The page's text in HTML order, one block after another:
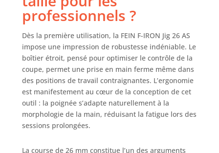
ajustement optimal de la vitesse
de coupe, des performances de
matériau à traiter. Coupes à froid
pour des coupes pratiquement
sans étincelles ni bavures. Tige en
T courante logement de lame de
scie. APPLICATION - Adaptateur
d'aspiration pour un travail propre
et ergonomique. Quatre angles
d'onglet réglables avec des arrêts
positifs à 0°, 15°, 30° et 45° degrés
dans les positions gauche et
éclairée grâce à la lampe de travail
professionnels ?
Dès la première utilisation, la FEIN F-IRON Jig 26 AS
impose une impression de robustesse indéniable. Le
boîtier étroit, pensé pour optimiser le contrôle de la
coupe, permet une prise en main ferme même dans
des positions de travail contraignantes. L’ergonomie
est manifestement au cœur de la conception de cet
outil : la poignée s’adapte naturellement à la
morphologie de la main, réduisant la fatigue lors des
sessions prolongées.
La course de 26 mm constitue l’un des arguments